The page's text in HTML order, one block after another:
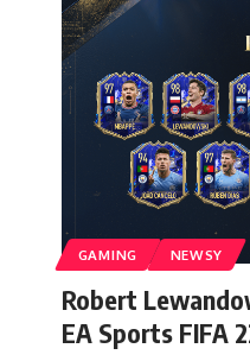
GAMING NEWSY
Robert
EA Sports FIFA